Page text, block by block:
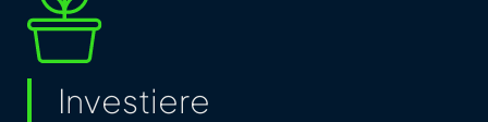
Investiere